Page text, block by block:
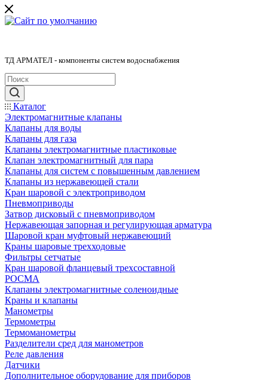
ТД АРМАТЕЛ - компоненты систем водоснабжения
Каталог
Электромагнитные клапаны
Клапаны для воды
Клапаны для газа
Клапаны электромагнитные пластиковые
Клапан электромагнитный для пара
Клапаны для систем с повышенным давлением
Клапаны из нержавеющей стали
Кран шаровой с электроприводом
Пневмоприводы
Затвор дисковый с пневмоприводом
Нержавеющая запорная и регулирующая арматура
Шаровой кран муфтовый нержавеющий
Краны шаровые трехходовые
Фильтры сетчатые
Кран шаровой фланцевый трехсоставной
РОСМА
Клапаны электромагнитные соленоидные
Краны и клапаны
Манометры
Термометры
Термоманометры
Разделители сред для манометров
Реле давления
Датчики
Дополнительное оборудование для приборов